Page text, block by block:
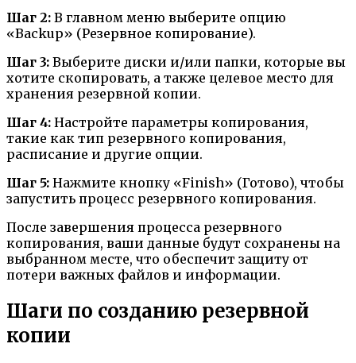
Шаг 2: В главном меню выберите опцию
«Backup» (Резервное копирование).
Шаг 3: Выберите диски и/или папки, которые вы
хотите скопировать, а также целевое место для
хранения резервной копии.
Шаг 4: Настройте параметры копирования,
такие как тип резервного копирования,
расписание и другие опции.
Шаг 5: Нажмите кнопку «Finish» (Готово), чтобы
запустить процесс резервного копирования.
После завершения процесса резервного
копирования, ваши данные будут сохранены на
выбранном месте, что обеспечит защиту от
потери важных файлов и информации.
Шаги по созданию резервной
копии